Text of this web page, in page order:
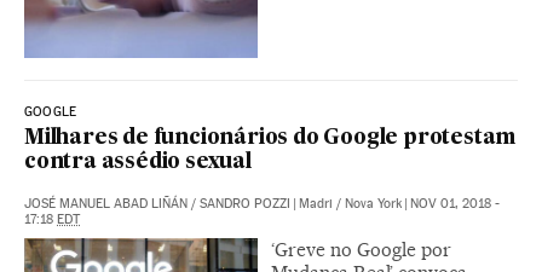
GOOGLE
Milhares de funcionários do Google protestam
contra assédio sexual
JOSÉ MANUEL ABAD LIÑÁN / SANDRO POZZI Madri / Nova York
NOV 01, 2018 -
17:18 EDT
‘Greve no Google por